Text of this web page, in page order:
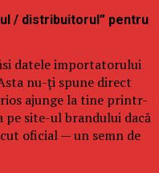
/ distribuitorul” pentru
datele importatorului
nu-ți spune direct
ajunge la tine printr-
site-ul brandului dacă
oficial — un semn de